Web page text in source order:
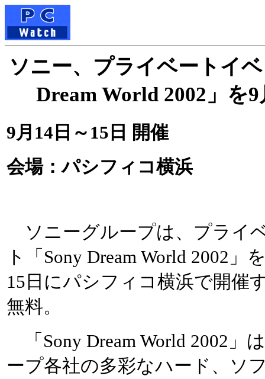
ソニー、プライベートイ
Dream World 2002」を
9月14日～15日 開催
会場：パシフィコ横浜
ソニーグループは、プライ
ト「Sony Dream World 2002」
15日にパシフィコ横浜で開催
無料。
「Sony Dream World 2002」
ープ各社の多彩なハード、ソ